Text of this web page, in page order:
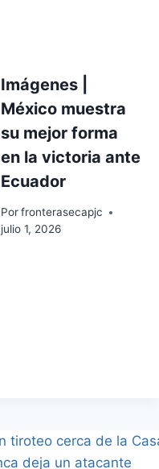
Imágenes |
México muestra
su mejor forma
en la victoria ante
Ecuador
Porfronterasecapjc
julio 1, 2026